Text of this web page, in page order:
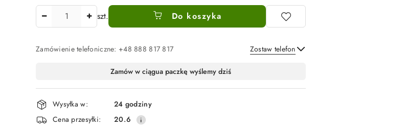
szt. Do koszyka
Zamówienie telefoniczne: +48 888 817 817 Zostaw telefon
i
dostawa
Zamów w ciągua paczkę wyślemy dziś
Wysyłka w:
24 godziny
Cena przesyłki:
20.6